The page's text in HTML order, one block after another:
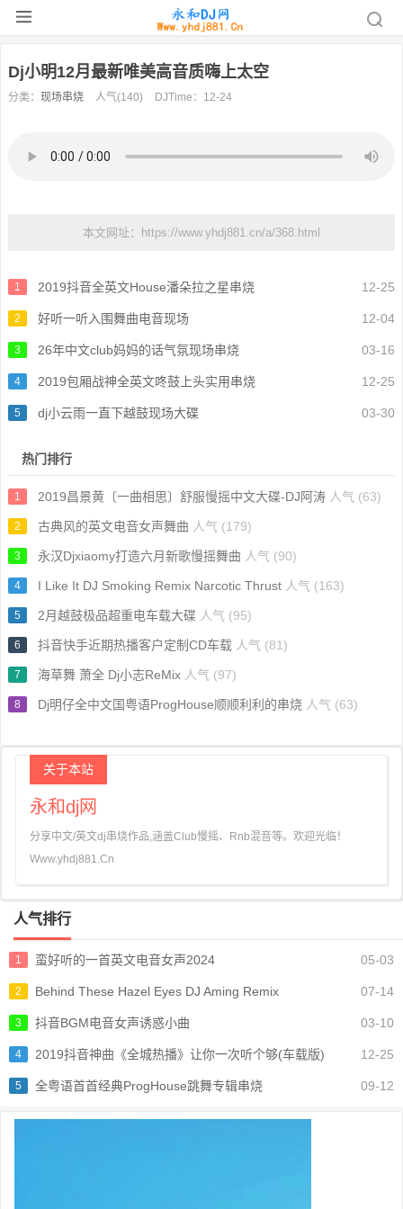
Dj小明12月最新唯美高音质嗨上太空
分类： 现场串烧 人气(140) DJTime：12-24
本文网址：https://www.yhdj881.cn/a/368.html
12-25
1 2019抖音全英文House潘朵拉之星串烧
12-04
2 好听一听入围舞曲电音现场
03-16
3 26年中文club妈妈的话气氛现场串烧
12-25
4 2019包厢战神全英文咚鼓上头实用串烧
03-30
5 dj小云雨一直下越鼓现场大碟
热门排行
1 2019昌景黄〔一曲相思〕舒服慢摇中文大碟-DJ阿涛 人气 (63)
2 古典风的英文电音女声舞曲 人气 (179)
3 永汉Djxiaomy打造六月新歌慢摇舞曲 人气 (90)
4 I Like It DJ Smoking Remix Narcotic Thrust 人气 (163)
5 2月越鼓极品超重电车载大碟 人气 (95)
6 抖音快手近期热播客户定制CD车载 人气 (81)
7 海草舞 萧全 Dj小志ReMix 人气 (97)
8 Dj明仔全中文国粤语ProgHouse顺顺利利的串烧 人气 (63)
关于本站
永和dj网
分享中文/英文dj串烧作品,涵盖Club慢摇、Rnb混音等。欢迎光临！
Www.yhdj881.Cn
人气排行
05-03
1 蛮好听的一首英文电音女声2024
07-14
2 Behind These Hazel Eyes DJ Aming Remix
03-10
3 抖音BGM电音女声诱惑小曲
12-25
4 2019抖音神曲《全城热播》让你一次听个够(车载版)
09-12
5 全粤语首首经典ProgHouse跳舞专辑串烧